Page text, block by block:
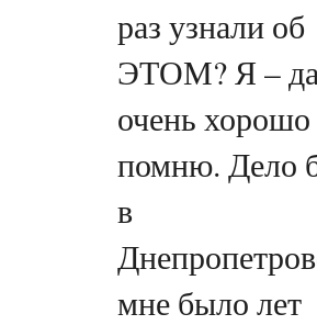
раз узнали об
ЭТОМ? Я –
очень хорошо
помню. Дело
в
мне было лет